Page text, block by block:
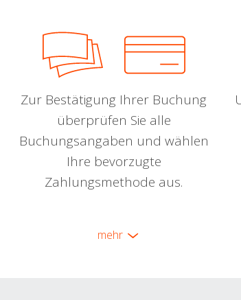
Zur Bestätigung Ihrer Buchung
überprüfen Sie alle
Buchungsangaben und wählen
Ihre bevorzugte
Zahlungsmethode aus.
mehr